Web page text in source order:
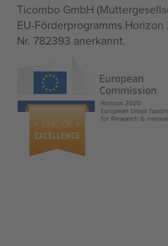
Ticombo GmbH
EU-Förderprogramms
Nr. 782393 anerkannt.